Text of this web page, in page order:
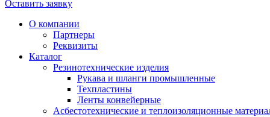
Оставить заявку
О компании
Партнеры
Реквизиты
Каталог
Резинотехнические изделия
Рукава и шланги промышленные
Техпластины
Ленты конвейерные
Асбестотехнические и теплоизоляционные